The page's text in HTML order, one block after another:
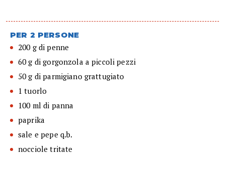
PER 2 PERSONE
200 g di penne
60 g di gorgonzola a piccoli pezzi
50 g di parmigiano grattugiato
1 tuorlo
100 ml di panna
paprika
sale e pepe q.b.
nocciole tritate